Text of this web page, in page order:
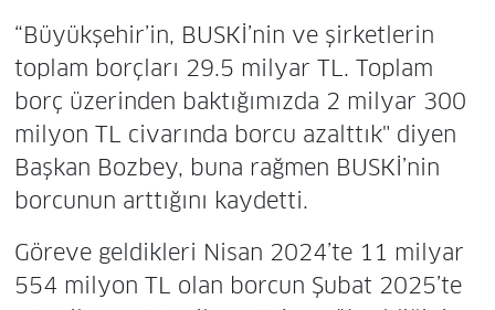
“Büyükşehir’in, BUSKİ’nin ve şirketlerin
toplam borçları 29.5 milyar TL. Toplam
borç üzerinden baktığımızda 2 milyar 300
milyon TL civarında borcu azalttık" diyen
Başkan Bozbey, buna rağmen BUSKİ’nin
borcunun arttığını kaydetti.
Göreve geldikleri Nisan 2024’te 11 milyar
554 milyon TL olan borcun Şubat 2025’te